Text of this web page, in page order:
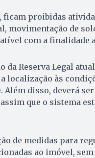
proibidas
movimentação de
com a finalidade
da Reserva Legal
localização às
disso, deverá
que o sistema
de medidas para
ao imóvel,